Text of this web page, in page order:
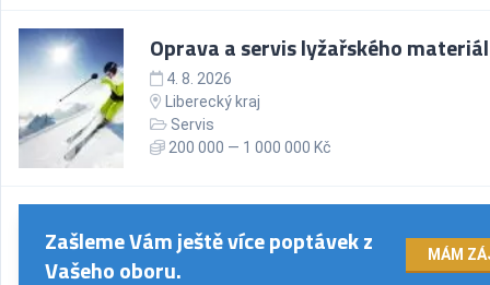
Oprava a servis lyžařského
4. 8. 2026
Liberecký kraj
Servis
200 000 — 1 000 000 Kč
Zašleme Vám ještě více poptávek z
Vašeho oboru.
MÁM